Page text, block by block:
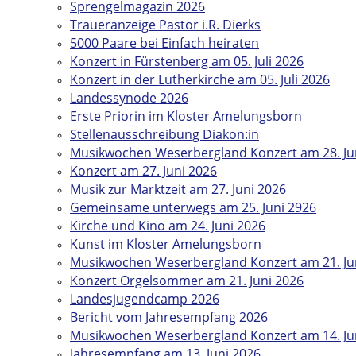
Sprengelmagazin 2026
Traueranzeige Pastor i.R. Dierks
5000 Paare bei Einfach heiraten
Konzert in Fürstenberg am 05. Juli 2026
Konzert in der Lutherkirche am 05. Juli 2026
Landessynode 2026
Erste Priorin im Kloster Amelungsborn
Stellenausschreibung Diakon:in
Musikwochen Weserbergland Konzert am 28.
Konzert am 27. Juni 2026
Musik zur Marktzeit am 27. Juni 2026
Gemeinsame unterwegs am 25. Juni 2926
Kirche und Kino am 24. Juni 2026
Kunst im Kloster Amelungsborn
Musikwochen Weserbergland Konzert am 21.
Konzert Orgelsommer am 21. Juni 2026
Landesjugendcamp 2026
Bericht vom Jahresempfang 2026
Musikwochen Weserbergland Konzert am 14.